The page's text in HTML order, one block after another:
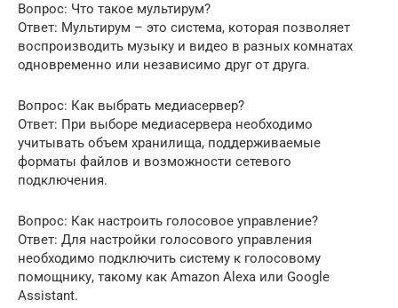
Вопрос: Что такое мультирум?
Ответ: Мультирум – это система, которая позволяет
воспроизводить музыку и видео в разных комнатах
одновременно или независимо друг от друга.
Вопрос: Как выбрать медиасервер?
Ответ: При выборе медиасервера необходимо
учитывать объем хранилища, поддерживаемые
форматы файлов и возможности сетевого
подключения.
Вопрос: Как настроить голосовое управление?
Ответ: Для настройки голосового управления
необходимо подключить систему к голосовому
помощнику, такому как Amazon Alexa или Google
Assistant.